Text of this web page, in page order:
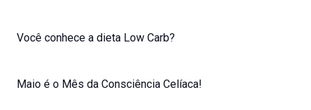
Você conhece a dieta Low Carb?
Maio é o Mês da Consciência Celíaca!